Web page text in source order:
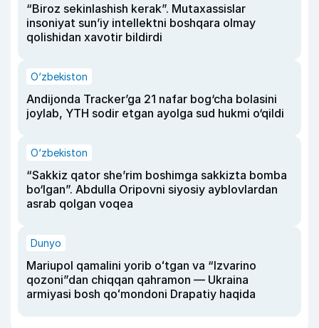
“Biroz sekinlashish kerak”. Mutaxassislar
insoniyat sun’iy intellektni boshqara olmay
qolishidan xavotir bildirdi
O‘zbekiston
Andijonda Tracker’ga 21 nafar bog‘cha bolasini
joylab, YTH sodir etgan ayolga sud hukmi o‘qildi
O‘zbekiston
“Sakkiz qator she’rim boshimga sakkizta bomba
bo‘lgan”. Abdulla Oripovni siyosiy ayblovlardan
asrab qolgan voqea
Dunyo
Mariupol qamalini yorib oʻtgan va “Izvarino
qozoni”dan chiqqan qahramon — Ukraina
armiyasi bosh qoʻmondoni Drapatiy haqida